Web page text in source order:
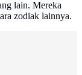
lain. Mereka
zodiak lainnya.